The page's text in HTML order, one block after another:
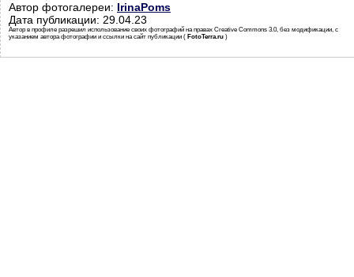
Автор фотогалереи: IrinaPoms
Дата публикации: 29.04.23
Автор в профиле разрешил использование своих фотографий на правах Creative Commons 3.0, без модификации, с
указанием автора фотографии и ссылки на сайт публикации ( FotoTerra.ru )